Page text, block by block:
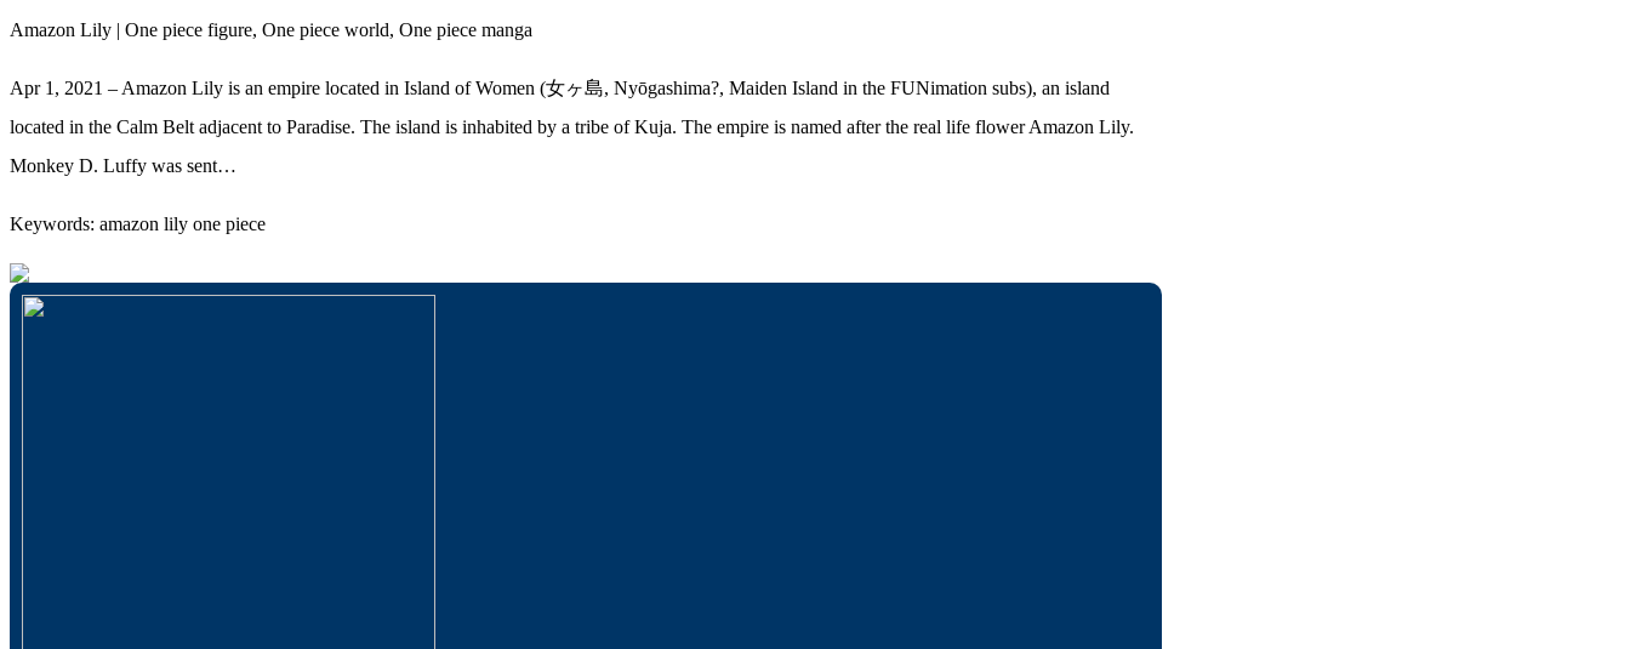
Amazon Lily | One piece figure, One piece world, One piece manga
Apr 1, 2021 – Amazon Lily is an empire located in Island of Women (女ヶ島, Nyōgashima?, Maiden Island in the FUNimation subs), an island
located in the Calm Belt adjacent to Paradise. The island is inhabited by a tribe of Kuja. The empire is named after the real life flower Amazon Lily.
Monkey D. Luffy was sent…
Keywords: amazon lily one piece